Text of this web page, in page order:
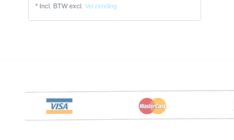
* Incl. BTWexcl.Verzending